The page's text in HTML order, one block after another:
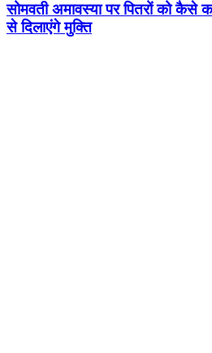
सोमवती अमावस्या पर पितरों को कैसे
से दिलाएंगे मुक्ति